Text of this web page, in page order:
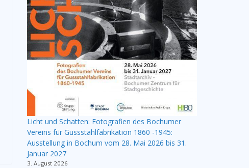
Licht und Schatten: Fotografien des Bochumer
Vereins für Gussstahlfabrikation 1860 -1945:
Ausstellung in Bochum vom 28. Mai 2026 bis 31.
Januar 2027
3. August 2026